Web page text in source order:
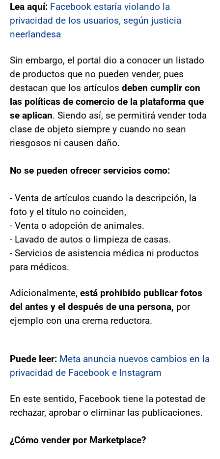
Lea aquí: Facebook estaría violando la
privacidad de los usuarios, según justicia
neerlandesa
Sin embargo, el portal dio a conocer un listado
de productos que no pueden vender, pues
destacan que los artículos deben cumplir con
las políticas de comercio de la plataforma que
se aplican. Siendo así, se permitirá vender toda
clase de objeto siempre y cuando no sean
riesgosos ni causen daño.
No se pueden ofrecer servicios como:
- Venta de artículos cuando la descripción, la
foto y el título no coinciden,
- Venta o adopción de animales.
- Lavado de autos o limpieza de casas.
- Servicios de asistencia médica ni productos
para médicos.
Adicionalmente, está prohibido publicar fotos
del antes y el después de una persona, por
ejemplo con una crema reductora.
Puede leer: Meta anuncia nuevos cambios en la
privacidad de Facebook e Instagram
En este sentido, Facebook tiene la potestad de
rechazar, aprobar o eliminar las publicaciones.
¿Cómo vender por Marketplace?